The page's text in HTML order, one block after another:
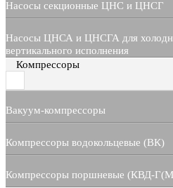
Насосы секционные ЦНС и ЦНСГ
Насосы ЦНСА и ЦНСГА для
вертикального исполнения
Компрессоры
Вакуум-компрессоры
Компрессоры водокольцевые (ВК)
Компрессоры поршневые (КВД-